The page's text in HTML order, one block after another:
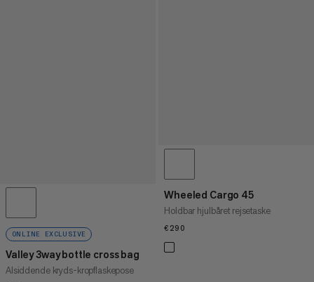
ONLINE EXCLUSIVE
Valley 3way bottle cross bag
Alsiddende kryds-kropflaskepose
Wheeled Cargo 45
Holdbar hjulbåret rejsetaske
€290